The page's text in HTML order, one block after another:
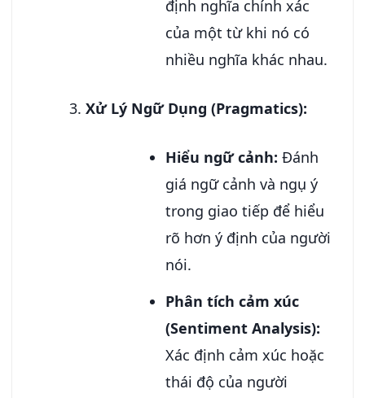
định nghĩa chính xác
của một từ khi nó có
nhiều nghĩa khác nhau.
Xử Lý Ngữ Dụng (Pragmatics):
Hiểu ngữ cảnh: Đánh
giá ngữ cảnh và ngụ ý
trong giao tiếp để hiểu
rõ hơn ý định của người
nói.
Phân tích cảm xúc
(Sentiment Analysis):
Xác định cảm xúc hoặc
thái độ của người